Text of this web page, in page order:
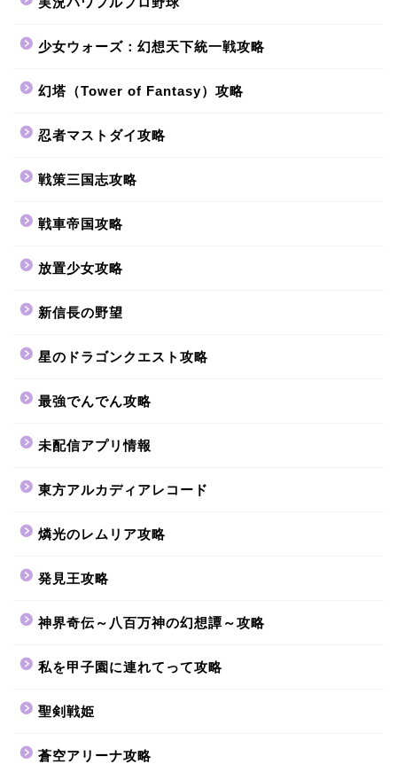
少女ウォーズ：幻想天下統一戦攻略
幻塔（Tower of Fantasy）攻略
忍者マストダイ攻略
戦策三国志攻略
戦車帝国攻略
放置少女攻略
新信長の野望
星のドラゴンクエスト攻略
最強でんでん攻略
未配信アプリ情報
東方アルカディアレコード
燐光のレムリア攻略
発見王攻略
神界奇伝～八百万神の幻想譚～攻略
私を甲子園に連れてって攻略
聖剣戦姫
蒼空アリーナ攻略